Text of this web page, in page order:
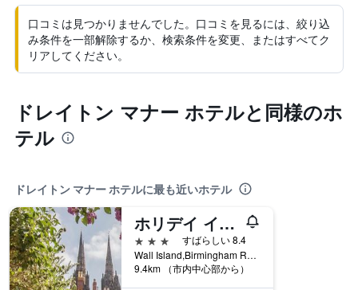
口コミは見つかりませんでした。口コミを見るには、絞り込
み条件を一部解除するか、検索条件を変更、またはすべてク
リアしてください。
ドレイトン マナー ホテルと同様のホ
テル
ドレイトン マナー ホテルに最も近いホテル
ホリデイ イン エクスプレス リッチフィールド
3つ星
すばらしい 8.4
Wall Island,Birmingham Road, タムワース, イギリス
9.4km （市内中心部から）